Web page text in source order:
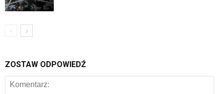
ZOSTAW ODPOWIEDŹ